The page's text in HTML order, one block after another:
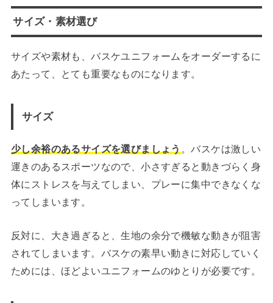
サイズ・素材選び
サイズや素材も、バスケユニフォームをオーダーするに
あたって、とても重要なものになります。
サイズ
少し余裕のあるサイズを選びましょう 。バスケは激しい
運きのあるスポーツなので、小さすぎると動きづらく身
体にストレスを与えてしまい、プレーに集中できなくな
ってしまいます。
反対に、大き過ぎると、生地の余分で機敏な動きが阻害
されてしまいます。バスケの素早い動きに対応していく
ためには、ほどよいユニフォームのゆとりが必要です。